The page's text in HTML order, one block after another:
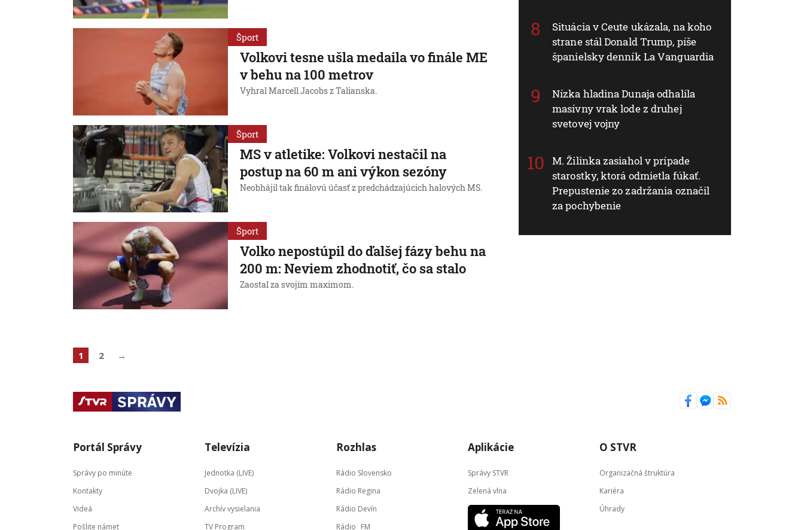
Šport
Volkovi tesne ušla medaila vo finále ME
v behu na 100 metrov
Vyhral Marcell Jacobs z Talianska.
Šport
MS v atletike: Volkovi nestačil na
postup na 60 m ani výkon sezóny
Neobhájil tak finálovú účasť z predchádzajúcich halových MS.
Šport
Volko nepostúpil do ďalšej fázy behu na
200 m: Neviem zhodnotiť, čo sa stalo
Zaostal za svojím maximom.
Situácia v Ceute ukázala, na koho
strane stál Donald Trump, píše
španielsky denník La Vanguardia
Nízka hladina Dunaja odhalila
masívny vrak lode z druhej
svetovej vojny
M. Žilinka zasiahol v prípade
starostky, ktorá odmietla fúkať.
Prepustenie zo zadržania označil
za pochybenie
1 2 →
Portál Správy
Správy po minúte
Kontakty
Videá
Pošlite námet
Televízia
Jednotka (LIVE)
Dvojka (LIVE)
Archív vysielania
TV Program
Rozhlas
Rádio Slovensko
Rádio Regina
Rádio Devín
Rádio _FM
Aplikácie
Správy STVR
Zelená vlna
O STVR
Organizačná štruktúra
Kariéra
Úhrady